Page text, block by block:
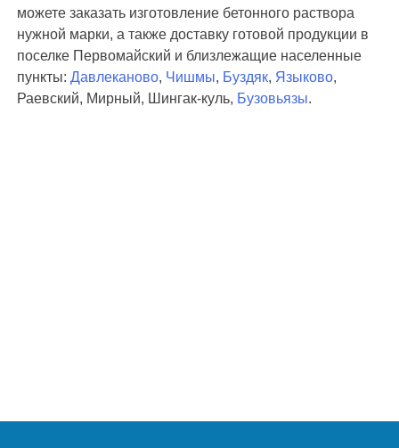
можете заказать изготовление бетонного раствора
нужной марки, а также доставку готовой продукции в
поселке Первомайский и близлежащие населенные
пункты:Давлеканово, Чишмы, Буздяк, Языково,
Раевский, Мирный, Шингак-куль, Бузовьязы.